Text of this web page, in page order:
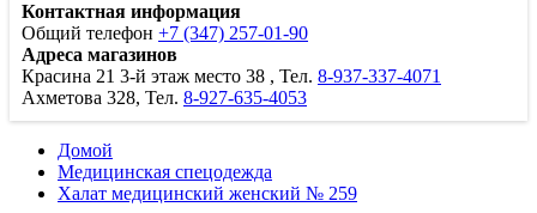
Контактная информация
Общий телефон +7 (347) 257-01-90
Адреса магазинов
Красина 21 3-й этаж место 38 , Тел. 8-937-337-4071
Ахметова 328, Тел. 8-927-635-4053
Домой
Медицинская спецодежда
Халат медицинский женский № 259